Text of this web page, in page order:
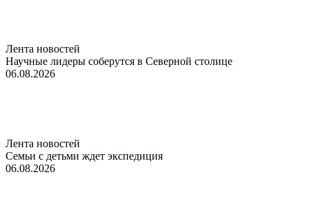
Лента новостей
Научные лидеры соберутся в Северной столице
06.08.2026
Лента новостей
Семьи с детьми ждет экспедиция
06.08.2026